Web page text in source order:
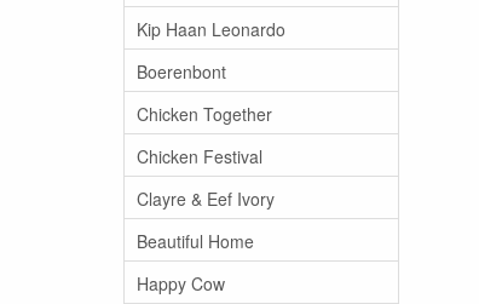
Kip Haan Leonardo
Boerenbont
Chicken Together
Chicken Festival
Clayre & Eef Ivory
Beautiful Home
Happy Cow